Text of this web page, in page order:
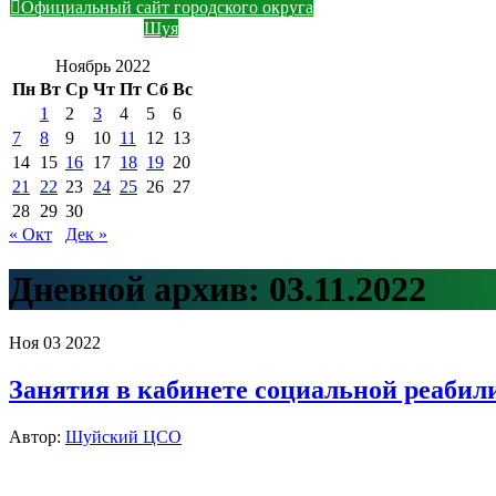
Официальный сайт городского округа
Шуя
Ноябрь 2022
Пн Вт Ср Чт Пт Сб Вс
1
2 3 4 5
6
7
8 9 10 11 12 13
14 15 16 17 18 19 20
21 22 23 24 25 26 27
28 29 30
« Окт
Дек »
Дневной архив: 03.11.2022
Ноя 03 2022
Занятия в кабинете социальной
Автор: Шуйский ЦСО